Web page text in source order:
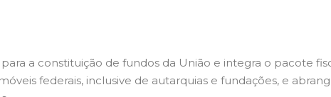
a constituição de fundos da União e integra o pacote
federais, inclusive de autarquias e fundações, e